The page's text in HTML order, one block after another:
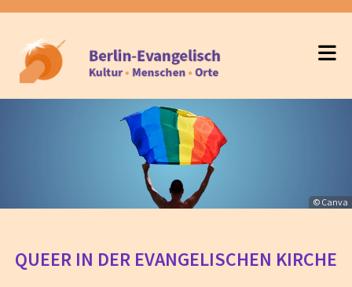
© Canva
QUEER IN DER EVANGELISCHEN KIRCHE